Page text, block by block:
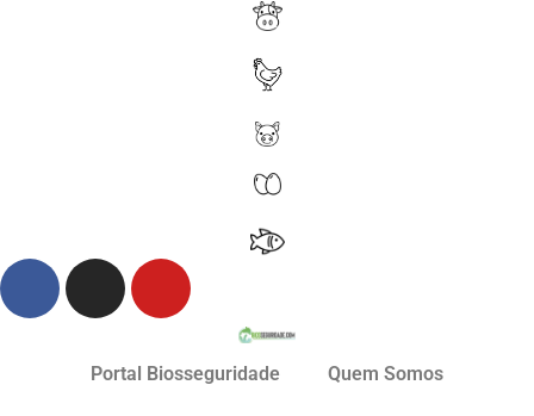
Portal Biosseguridade Quem Somos